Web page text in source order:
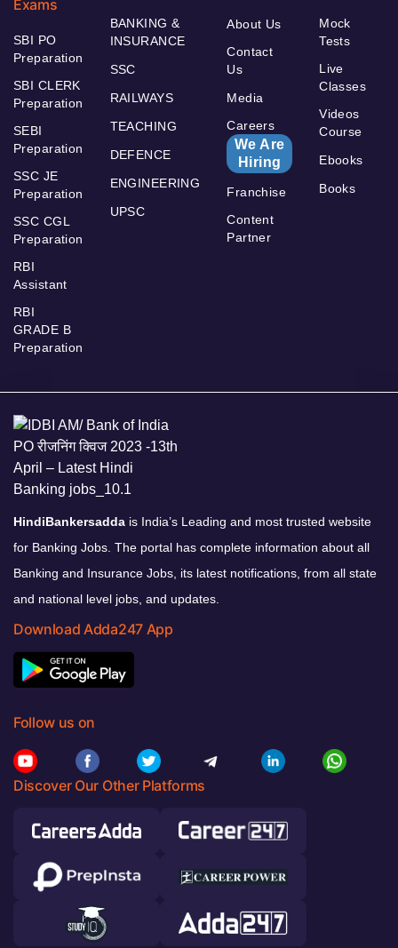
Exams
SBI PO
Preparation
SBI CLERK
Preparation
SEBI
Preparation
SSC JE
Preparation
SSC CGL
Preparation
RBI
Assistant
RBI
GRADE B
Preparation
BANKING &
INSURANCE
SSC
RAILWAYS
TEACHING
DEFENCE
ENGINEERING
UPSC
About Us
Contact
Us
Media
Careers
We Are
Hiring
Franchise
Content
Partner
Mock
Tests
Live
Classes
Videos
Course
Ebooks
Books
HindiBankersadda is India’s Leading and most trusted website
for Banking Jobs. The portal has complete information about all
Banking and Insurance Jobs, its latest notifications, from all state
and national level jobs, and updates.
Download Adda247 App
Follow us on
Discover Our Other Platforms